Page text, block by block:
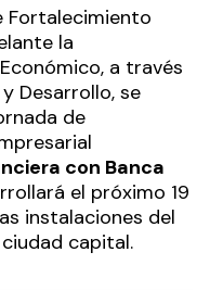
Fortalecimiento
la
a través
Desarrollo, se
de
con Banca
el próximo 19
instalaciones del
capital.